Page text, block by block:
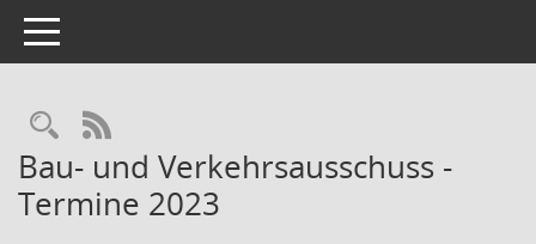
Toggle navigation
Rechercheauswahl
RSS-Feed
Bau- und Verkehrsausschuss -
Termine 2023